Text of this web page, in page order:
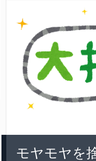
モヤモヤを